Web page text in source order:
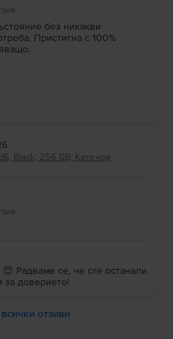
без никакви
Пристигна с 100%
Black, 256 GB, Като нов
Радваме се, че сте останали
доверието!
отзиви